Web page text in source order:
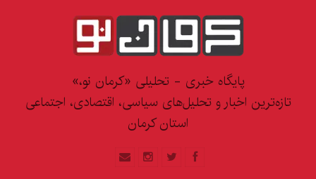
پایگاه خبری - تحلیلی «کرمان نو،»
تازه‌ترین اخبار و تحلیل‌های سیاسی، اقتصادی، اجتماعی
استان کرمان